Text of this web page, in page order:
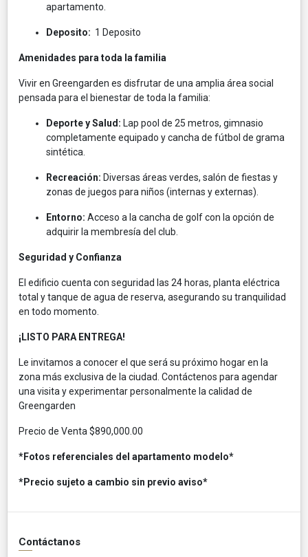
apartamento.
Deposito: 1 Deposito
Amenidades para toda la familia
Vivir en Greengarden es disfrutar de una amplia área social
pensada para el bienestar de toda la familia:
Deporte y Salud: Lap pool de 25 metros, gimnasio
completamente equipado y cancha de fútbol de grama
sintética.
Recreación: Diversas áreas verdes, salón de fiestas y
zonas de juegos para niños (internas y externas).
Entorno: Acceso a la cancha de golf con la opción de
adquirir la membresía del club.
Seguridad y Confianza
El edificio cuenta con seguridad las 24 horas, planta eléctrica
total y tanque de agua de reserva, asegurando su tranquilidad
en todo momento.
¡LISTO PARA ENTREGA!
Le invitamos a conocer el que será su próximo hogar en la
zona más exclusiva de la ciudad. Contáctenos para agendar
una visita y experimentar personalmente la calidad de
Greengarden
Precio de Venta $890,000.00
*Fotos referenciales del apartamento modelo*
*Precio sujeto a cambio sin previo aviso*
Contáctanos